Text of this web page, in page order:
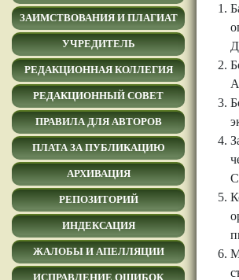
ЗАИМСТВОВАНИЯ И ПЛАГИАТ
УЧРЕДИТЕЛЬ
РЕДАКЦИОННАЯ КОЛЛЕГИЯ
РЕДАКЦИОННЫЙ СОВЕТ
ПРАВИЛА ДЛЯ АВТОРОВ
ПЛАТА ЗА ПУБЛИКАЦИЮ
АРХИВАЦИЯ
РЕПОЗИТОРИЙ
ИНДЕКСАЦИЯ
ЖАЛОБЫ И АПЕЛЛЯЦИИ
ИСПРАВЛЕНИЕ ОШИБОК